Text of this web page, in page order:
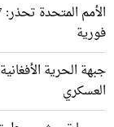
فورية
جبهة الحرية
العسكري